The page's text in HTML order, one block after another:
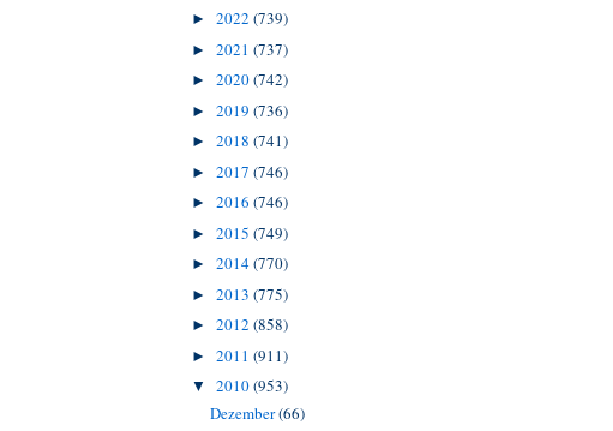
► 2022 (739)
► 2021 (737)
► 2020(742)
► 2019 (736)
► 2018 (741)
► 2017 (746)
► 2016 (746)
► 2015 (749)
► 2014(770)
► 2013 (775)
► 2012 (858)
► 2011 (911)
▼ 2010(953)
Dezember(66)